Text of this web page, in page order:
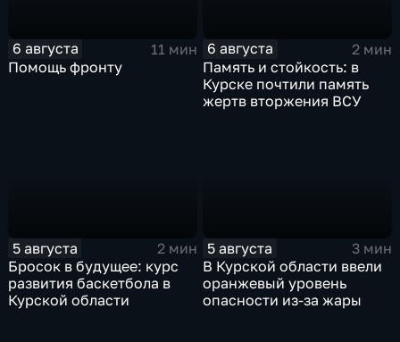
6 августа
11 мин
Помощь фронту
6 августа
2 мин
Память и стойкость: в
Курске почтили память
жертв вторжения ВСУ
5 августа
2 мин
Бросок в будущее: курс
развития баскетбола в
Курской области
5 августа
3 мин
В Курской области ввели
оранжевый уровень
опасности из-за жары